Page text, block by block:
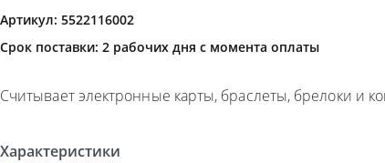
Артикул: 5522116002
Срок поставки: 2 рабочих дня с момента оплаты
Считывает электронные карты, браслеты, брелоки и
Характеристики